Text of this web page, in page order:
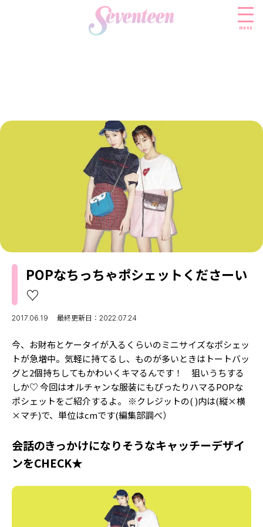
menu
FASHION
ファッションニュース
ビューティニュース
トレンドメイク
ヘアアレンジ・ヘアケア
ボディケア
スクールニュース
学校ヘアメイク
勉強・受験・進路
ENTERTAINMENT
エンタメニュース
LIFESTYLE
ライフスタイルニュース
JKランキング・アワード
モデルの購入品
おでかけ
MODELS
MODEL'S BLOG
TikTok
Instagram
YouTube
FORTUNE
ゲッターズ飯田
MISS SEVENTEEN
MAGAZINE
バックナンバー
INFORMATION
Seventeenについて
POPなちっちゃポシェットくださーい
♡
2017.06.19 最終更新日：2022.07.24
今、お財布とケータイが入るくらいのミニサイズなポシェッ
トが急増中。気軽に持てるし、ものが多いときはトートバッ
グと2個持ちしてもかわいくキマるんです！ 狙いうちする
しか♡ 今回はオルチャンな服装にもぴったりハマるPOPな
ポシェットをご紹介するよ。 ※クレジットの( )内は(縦×横
×マチ)で、単位はcmです(編集部調べ）
会話のきっかけになりそうなキャッチーデザイ
ンをCHECK★